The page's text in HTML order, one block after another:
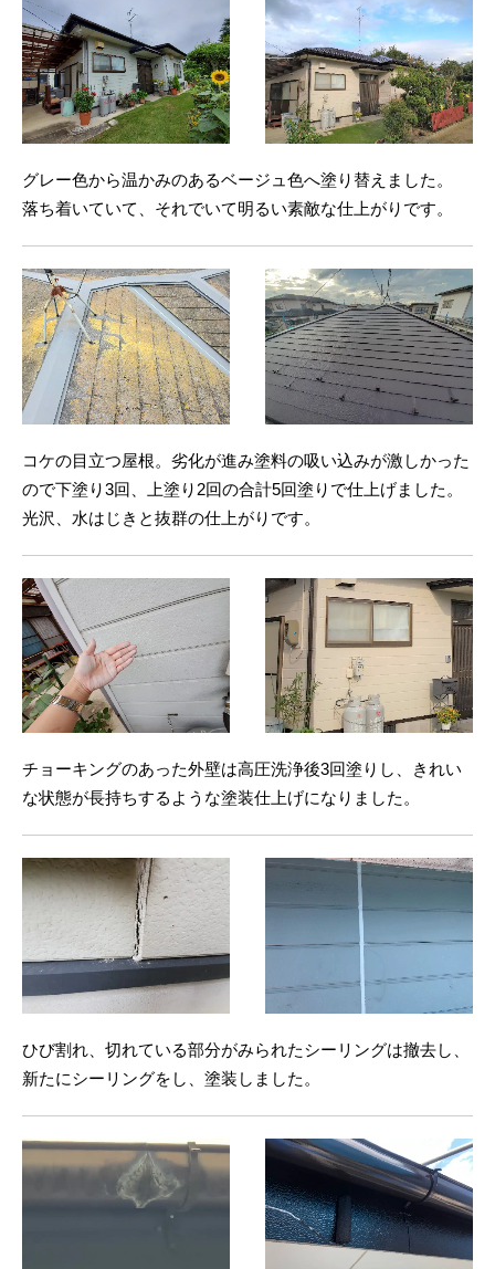
グレー色から温かみのあるベージュ色へ塗り替えました。
落ち着いていて、それでいて明るい素敵な仕上がりです。
コケの目立つ屋根。劣化が進み塗料の吸い込みが激しかった
ので下塗り3回、上塗り2回の合計5回塗りで仕上げました。
光沢、水はじきと抜群の仕上がりです。
チョーキングのあった外壁は高圧洗浄後3回塗りし、きれい
な状態が長持ちするような塗装仕上げになりました。
ひび割れ、切れている部分がみられたシーリングは撤去し、
新たにシーリングをし、塗装しました。